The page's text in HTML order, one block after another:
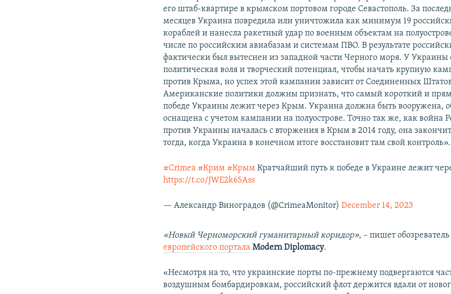
его штаб-квартире в крымском портовом городе Севастополь. За
месяцев Украина повредила или уничтожила как минимум 19
кораблей и нанесла ракетный удар по военным объектам на
числе по российским авиабазам и системам ПВО. В результате
фактически был вытеснен из западной части Черного моря. У Украины
политическая воля и творческий потенциал, чтобы начать крупную
против Крыма, но успех этой кампании зависит от Соединенных
Американские политики должны признать, что самый короткий и
победе Украины лежит через Крым. Украина должна быть вооружена,
оснащена с учетом кампании на полуострове. Точно так же, как война
против Украины началась с вторжения в Крым в 2014 году, она
тогда, когда Украина в конечном итоге восстановит там свой контроль».
#Crimea #Крим #Крым Кратчайший путь к победе в Украине лежит
https://t.co/JWE2k65Ass
— Александр Виноградов (@CrimeaMonitor)December 14, 2023
«Новый Черноморский гуманитарный коридор», – пишет обозреватель
европейского портала Modern Diplomacy.
«Несмотря на то, что украинские порты по-прежнему подвергаются
воздушным бомбардировкам, российский флот держится вдали от